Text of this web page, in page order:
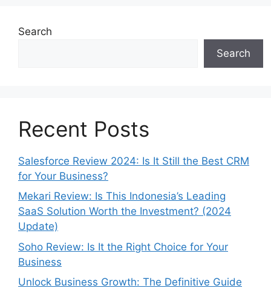
Search
Search
Recent Posts
Salesforce Review 2024: Is It Still the Best CRM
for Your Business?
Mekari Review: Is This Indonesia’s Leading
SaaS Solution Worth the Investment? (2024
Update)
Soho Review: Is It the Right Choice for Your
Business
Unlock Business Growth: The Definitive Guide